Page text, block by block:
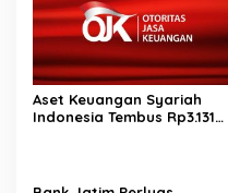
Aset Keuangan Syariah
Indonesia Tembus Rp3.131